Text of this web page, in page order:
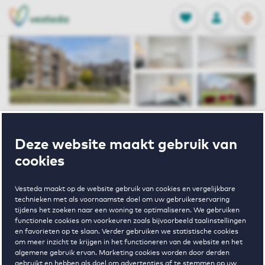
Deze website maakt gebruik van
cookies
Vesteda maakt op de website gebruik van cookies en vergelijkbare
technieken met als voornaamste doel om uw gebruikerservaring
tijdens het zoeken naar een woning te optimaliseren. We gebruiken
functionele cookies om voorkeuren zoals bijvoorbeeld taalinstellingen
en favorieten op te slaan. Verder gebruiken we statistische cookies
om meer inzicht te krijgen in het functioneren van de website en het
algemene gebruik ervan. Marketing cookies worden door derden
FAVORIETEN
Opgeslagen
INLOGGEN
NL
EN
Heerderweg
Heerderweg 58
B Maastricht